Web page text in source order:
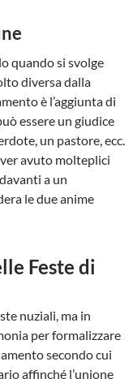
quando si svolge
diversa dalla
è l’aggiunta di
essere un giudice
un pastore, ecc.
avuto molteplici
a un
le due anime
Feste di
nuziali, ma in
per formalizzare
secondo cui
affinché l’unione